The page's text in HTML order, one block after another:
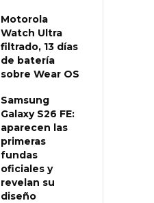
Motorola
Watch Ultra
filtrado, 13 días
de batería
sobre Wear OS
Samsung
Galaxy S26 FE:
aparecen las
primeras
fundas
oficiales y
revelan su
diseño